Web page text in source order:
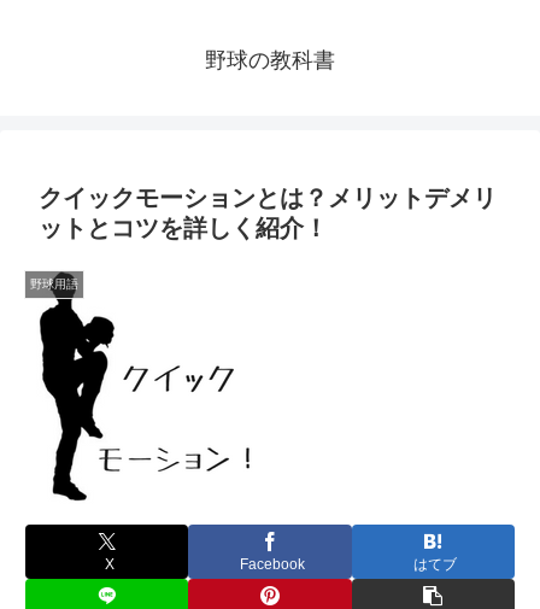
野球の教科書
クイックモーションとは？メリットデメリ
ットとコツを詳しく紹介！
野球用語
X Facebook はてブ